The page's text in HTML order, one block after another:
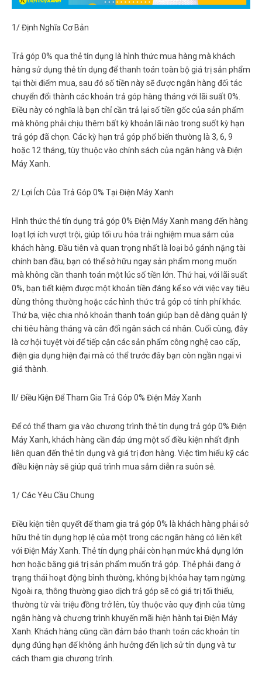
1/ Định Nghĩa Cơ Bản
Trả góp 0% qua thẻ tín dụng là hình thức mua hàng mà khách
hàng sử dụng thẻ tín dụng để thanh toán toàn bộ giá trị sản phẩm
tại thời điểm mua, sau đó số tiền này sẽ được ngân hàng đối tác
chuyển đổi thành các khoản trả góp hàng tháng với lãi suất 0%.
Điều này có nghĩa là bạn chỉ cần trả lại số tiền gốc của sản phẩm
mà không phải chịu thêm bất kỳ khoản lãi nào trong suốt kỳ hạn
trả góp đã chọn. Các kỳ hạn trả góp phổ biến thường là 3, 6, 9
hoặc 12 tháng, tùy thuộc vào chính sách của ngân hàng và Điện
Máy Xanh.
2/ Lợi Ích Của Trả Góp 0% Tại Điện Máy Xanh
Hình thứcthẻ tín dụng trả góp 0% Điện Máy Xanh mang đến hàng
loạt lợi ích vượt trội, giúp tối ưu hóa trải nghiệm mua sắm của
khách hàng. Đầu tiên và quan trọng nhất là loại bỏ gánh nặng tài
chính ban đầu; bạn có thể sở hữu ngay sản phẩm mong muốn
mà không cần thanh toán một lúc số tiền lớn. Thứ hai, với lãi suất
0%, bạn tiết kiệm được một khoản tiền đáng kể so với việc vay tiêu
dùng thông thường hoặc các hình thức trả góp có tính phí khác.
Thứ ba, việc chia nhỏ khoản thanh toán giúp bạn dễ dàng quản lý
chi tiêu hàng tháng và cân đối ngân sách cá nhân. Cuối cùng, đây
là cơ hội tuyệt vời để tiếp cận các sản phẩm công nghệ cao cấp,
điện gia dụng hiện đại mà có thể trước đây bạn còn ngần ngại vì
giá thành.
II/ Điều Kiện Để Tham Gia Trả Góp 0% Điện Máy Xanh
Để có thể tham gia vào chương trình thẻ tín dụng trả góp 0% Điện
Máy Xanh, khách hàng cần đáp ứng một số điều kiện nhất định
liên quan đến thẻ tín dụng và giá trị đơn hàng. Việc tìm hiểu kỹ các
điều kiện này sẽ giúp quá trình mua sắm diễn ra suôn sẻ.
1/ Các Yêu Cầu Chung
Điều kiện tiên quyết để tham gia trả góp 0% là khách hàng phải sở
hữu thẻ tín dụng hợp lệ của một trong các ngân hàng có liên kết
với Điện Máy Xanh. Thẻ tín dụng phải còn hạn mức khả dụng lớn
hơn hoặc bằng giá trị sản phẩm muốn trả góp. Thẻ phải đang ở
trạng thái hoạt động bình thường, không bị khóa hay tạm ngừng.
Ngoài ra, thông thường giao dịch trả góp sẽ có giá trị tối thiểu,
thường từ vài triệu đồng trở lên, tùy thuộc vào quy định của từng
ngân hàng và chương trình khuyến mãi hiện hành tại Điện Máy
Xanh. Khách hàng cũng cần đảm bảo thanh toán các khoản tín
dụng đúng hạn để không ảnh hưởng đến lịch sử tín dụng và tư
cách tham gia chương trình.